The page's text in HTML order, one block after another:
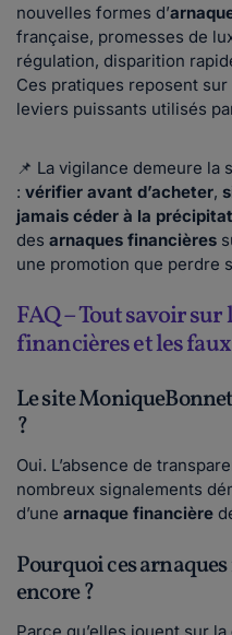
nouvelles formes d’
française, promesses de
régulation, disparition
Ces pratiques reposent
leviers puissants utilisés
📌 La vigilance demeure
: vérifier avant d’acheter,
jamais céder à la
des arnaques financières
une promotion que perdre
FAQ – Tout savoir
financières et les
Le site
?
Oui. L’absence de
nombreux signalements
d’une arnaque financière
Pourquoi ces
encore ?